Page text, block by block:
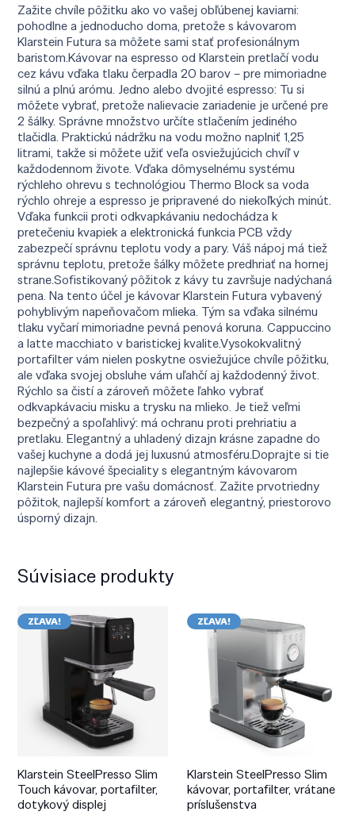
Zažite chvíle pôžitku ako vo vašej obľúbenej kaviarni:
pohodlne a jednoducho doma, pretože s kávovarom
Klarstein Futura sa môžete sami stať profesionálnym
baristom.Kávovar na espresso od Klarstein pretlačí vodu
cez kávu vďaka tlaku čerpadla 20 barov – pre mimoriadne
silnú a plnú arómu. Jedno alebo dvojité espresso: Tu si
môžete vybrať, pretože nalievacie zariadenie je určené pre
2 šálky. Správne množstvo určíte stlačením jediného
tlačidla. Praktickú nádržku na vodu možno naplniť 1,25
litrami, takže si môžete užiť veľa osviežujúcich chvíľ v
každodennom živote. Vďaka dômyselnému systému
rýchleho ohrevu s technológiou Thermo Block sa voda
rýchlo ohreje a espresso je pripravené do niekoľkých minút.
Vďaka funkcii proti odkvapkávaniu nedochádza k
pretečeniu kvapiek a elektronická funkcia PCB vždy
zabezpečí správnu teplotu vody a pary. Váš nápoj má tiež
správnu teplotu, pretože šálky môžete predhriať na hornej
strane.Sofistikovaný pôžitok z kávy tu završuje nadýchaná
pena. Na tento účel je kávovar Klarstein Futura vybavený
pohyblivým napeňovačom mlieka. Tým sa vďaka silnému
tlaku vyčarí mimoriadne pevná penová koruna. Cappuccino
a latte macchiato v baristickej kvalite.Vysokokvalitný
portafilter vám nielen poskytne osviežujúce chvíle pôžitku,
ale vďaka svojej obsluhe vám uľahčí aj každodenný život.
Rýchlo sa čistí a zároveň môžete ľahko vybrať
odkvapkávaciu misku a trysku na mlieko. Je tiež veľmi
bezpečný a spoľahlivý: má ochranu proti prehriatiu a
pretlaku. Elegantný a uhladený dizajn krásne zapadne do
vašej kuchyne a dodá jej luxusnú atmosféru.Doprajte si tie
najlepšie kávové špeciality s elegantným kávovarom
Klarstein Futura pre vašu domácnosť. Zažite prvotriedny
pôžitok, najlepší komfort a zároveň elegantný, priestorovo
úsporný dizajn.
Súvisiace produkty
ZĽAVA!
Klarstein SteelPresso Slim
Touch kávovar, portafilter,
dotykový displej
ZĽAVA!
Klarstein SteelPresso Slim
kávovar, portafilter, vrátane
príslušenstva